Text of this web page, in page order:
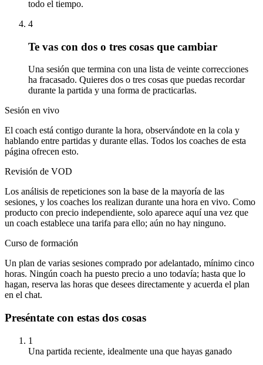
todo el tiempo.
4
Te vas con dos o tres cosas que cambiar
Una sesión que termina con una lista de veinte correcciones
ha fracasado. Quieres dos o tres cosas que puedas recordar
durante la partida y una forma de practicarlas.
Sesión en vivo
El coach está contigo durante la hora, observándote en la cola y
hablando entre partidas y durante ellas. Todos los coaches de esta
página ofrecen esto.
Revisión de VOD
Los análisis de repeticiones son la base de la mayoría de las
sesiones, y los coaches los realizan durante una hora en vivo. Como
producto con precio independiente, solo aparece aquí una vez que
un coach establece una tarifa para ello; aún no hay ninguno.
Curso de formación
Un plan de varias sesiones comprado por adelantado, mínimo cinco
horas. Ningún coach ha puesto precio a uno todavía; hasta que lo
hagan, reserva las horas que desees directamente y acuerda el plan
en el chat.
Preséntate con estas dos cosas
1
Una partida reciente, idealmente una que hayas ganado